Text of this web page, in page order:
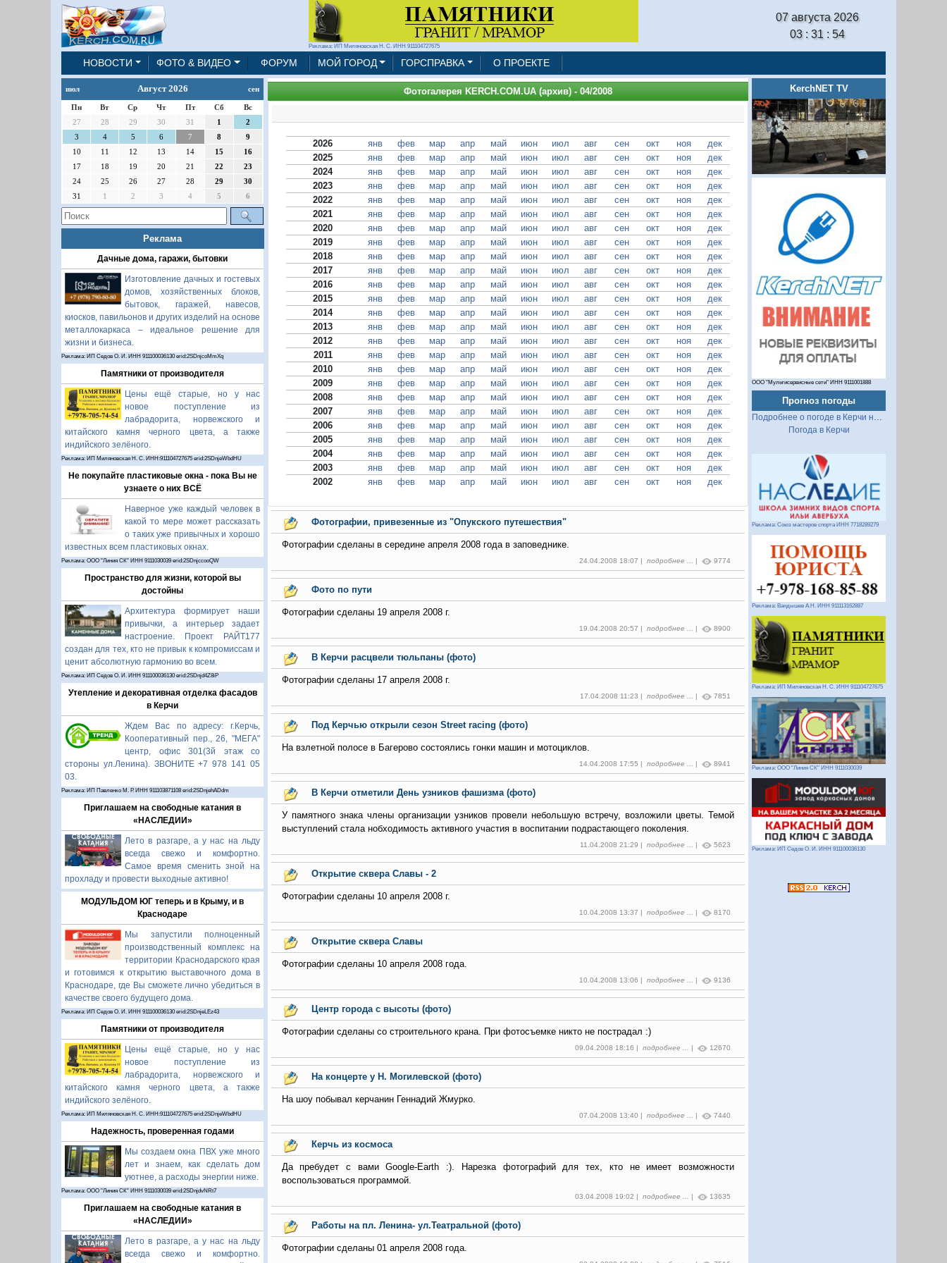
Реклама: ИП Миляновская Н. С. ИНН 911104727675
07 августа 2026
03 : 31 : 55
НОВОСТИ ФОТО & ВИДЕО ФОРУМ МОЙ ГОРОД ГОРСПРАВКА О ПРОЕКТЕ
июл Август 2026 сен
Пн Вт Ср Чт Пт Сб
Вс
27
28 29 30 31 1
2
3
4 5 6 7 8
9
10
11 12 13 14 15
16
17
18 19 20 21 22
23
24
25 26 27 28 29
30
31
1 2 3 4 5 6
Реклама
Дачные дома, гаражи, бытовки
Изготовление дачных и гостевых
домов, хозяйственных блоков,
бытовок, гаражей, навесов,
киосков, павильонов и других изделий на основе
металлокаркаса – идеальное решение для
жизни и бизнеса.
Реклама: ИП Седов О. И. ИНН 911100036130 erid:2SDnjcoMmXq
Памятники от производителя
Цены ещё старые, но у нас
новое поступление из
лабрадорита, норвежского и
китайского камня черного цвета, а также
индийского зелёного.
Реклама: ИП Миляновская Н. С. ИНН:911104727675 erid:2SDnjeWbdHU
Не покупайте пластиковые окна - пока Вы не
узнаете о них ВСЁ
Наверное уже каждый человек в
какой то мере может рассказать
о таких уже привычных и хорошо
известных всем пластиковых окнах.
Реклама: ООО "Линия СК" ИНН 9111030039 erid:2SDnjccooQW
Пространство для жизни, которой вы
достойны
Архитектура формирует наши
привычки, а интерьер задает
настроение. Проект РАЙТ177
создан для тех, кто не привык к компромиссам и
ценит абсолютную гармонию во всем.
Реклама: ИП Седов О. И. ИНН 911100036130 erid:2SDnjd4Z8iP
Утепление и декоративная отделка фасадов
в Керчи
Ждем Вас по адресу: г.Керчь,
Кооперативный пер., 26, "МЕГА"
центр, офис 301(3й этаж со
стороны ул.Ленина). ЗВОНИТЕ +7 978 141 05
03.
Реклама: ИП Павленко М. Р. ИНН 911103871108 erid:2SDnjehADdm
Приглашаем на свободные катания в
«НАСЛЕДИИ»
Лето в разгаре, а у нас на льду
всегда свежо и комфортно.
Самое время сменить зной на
прохладу и провести выходные активно!
МОДУЛЬДОМ ЮГ теперь и в Крыму, и в
Краснодаре
Мы запустили полноценный
производственный комплекс на
территории Краснодарского края
и готовимся к открытию выставочного дома в
Краснодаре, где Вы сможете лично убедиться в
качестве своего будущего дома.
Реклама: ИП Седов О. И. ИНН 911100036130 erid:2SDnjeLEz43
Памятники от производителя
Цены ещё старые, но у нас
новое поступление из
лабрадорита, норвежского и
китайского камня черного цвета, а также
индийского зелёного.
Реклама: ИП Миляновская Н. С. ИНН:911104727675 erid:2SDnjeWbdHU
Надежность, проверенная годами
Мы создаем окна ПВХ уже много
лет и знаем, как сделать дом
уютнее, а расходы энергии ниже.
Реклама: ООО "Линия СК" ИНН 9111030039 erid:2SDnjdvNRt7
Приглашаем на свободные катания в
«НАСЛЕДИИ»
Лето в разгаре, а у нас на льду
всегда свежо и комфортно.
Фотогалерея KERCH.COM.UA (архив) - 04/2008
2026 янв фев мар апр май июн июл авг сен окт ноя
дек
2025
янв фев мар апр май июн июл авг сен окт ноя
дек
2024
янв фев мар апр май июн июл авг сен окт ноя
дек
2023
янв фев мар апр май июн июл авг сен окт ноя
дек
2022
янв фев мар апр май июн июл авг сен окт ноя
дек
2021
янв фев мар апр май июн июл авг сен окт ноя
дек
2020
янв фев мар апр май июн июл авг сен окт ноя
дек
2019
янв фев мар апр май июн июл авг сен окт ноя
дек
2018
янв фев мар апр май июн июл авг сен окт ноя
дек
2017
янв фев мар апр май июн июл авг сен окт ноя
дек
2016
янв фев мар апр май июн июл авг сен окт ноя
дек
2015
янв фев мар апр май июн июл авг сен окт ноя
дек
2014
янв фев мар апр май июн июл авг сен окт ноя
дек
2013
янв фев мар апр май июн июл авг сен окт ноя
дек
2012
янв фев мар апр май июн июл авг сен окт ноя
дек
2011
янв фев мар апр май июн июл авг сен окт ноя
дек
2010
янв фев мар апр май июн июл авг сен окт ноя
дек
2009
янв фев мар апр май июн июл авг сен окт ноя
дек
2008
янв фев мар апр май июн июл авг сен окт ноя
дек
2007
янв фев мар апр май июн июл авг сен окт ноя
дек
2006
янв фев мар апр май июн июл авг сен окт ноя
дек
2005
янв фев мар апр май июн июл авг сен окт ноя
дек
2004
янв фев мар апр май июн июл авг сен окт ноя
дек
2003
янв фев мар апр май июн июл авг сен окт ноя
дек
2002
янв фев мар апр май июн июл авг сен окт ноя дек
Фотографии, привезенные из "Опукского путешествия"
Фотографии сделаны в середине апреля 2008 года в заповеднике.
24.04.2008 18:07 | подробнее ... | 9774
Фото по пути
Фотографии сделаны 19 апреля 2008 г.
19.04.2008 20:57 | подробнее ... | 8900
В Керчи расцвели тюльпаны (фото)
Фотографии сделаны 17 апреля 2008 г.
17.04.2008 11:23 | подробнее ... | 7851
Под Керчью открыли сезон Street racing (фото)
На взлетной полосе в Багерово состоялись гонки машин и мотоциклов.
14.04.2008 17:55 | подробнее ... | 8941
В Керчи отметили День узников фашизма (фото)
У памятного знака члены организации узников провели небольшую встречу, возложили цветы. Темой
выступлений стала нобходимость активного участия в воспитании подрастающего поколения.
11.04.2008 21:29 | подробнее ... | 5623
Открытие сквера Славы - 2
Фотографии сделаны 10 апреля 2008 г.
10.04.2008 13:37 | подробнее ... | 8170
Открытие сквера Славы
Фотографии сделаны 10 апреля 2008 года.
10.04.2008 13:06 | подробнее ... | 9136
Центр города с высоты (фото)
Фотографии сделаны со строительного крана. При фотосъемке никто не пострадал :)
09.04.2008 18:16 | подробнее ... | 12670
На концерте у Н. Могилевской (фото)
На шоу побывал керчанин Геннадий Жмурко.
07.04.2008 13:40 | подробнее ... | 7440
Керчь из космоса
Да пребудет с вами Google-Earth :). Нарезка фотографий для тех, кто не имеет возможности
воспользоваться программой.
03.04.2008 19:02 | подробнее ... | 13635
Работы на пл. Ленина- ул.Театральной (фото)
Фотографии сделаны 01 апреля 2008 года.
KerchNET TV
ООО "Мультисервисные сети" ИНН 9111001888
Прогноз погоды
Подробнее о погоде в Керчи на 2 недели
Погода в Керчи
Реклама: Союз мастеров спорта ИНН 7718289279
Реклама: Вандышев А.Н. ИНН 911113162887
Реклама: ИП Миляновская Н. С. ИНН 911104727675
Реклама: ООО "Линия СК" ИНН 9111030039
Реклама: ИП Седов О. И. ИНН 911100036130